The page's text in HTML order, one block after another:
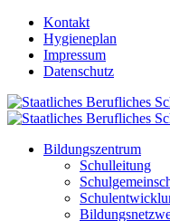
Kontakt
Hygieneplan
Impressum
Datenschutz
Bildungszentrum
Schulleitung